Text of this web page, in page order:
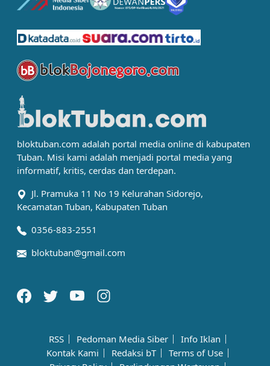
bloktuban.com adalah portal media online di kabupaten
Tuban. Misi kami adalah menjadi portal media yang
informatif, kritis, cerdas dan terdepan.
Jl. Pramuka 11 No 19 Kelurahan Sidorejo,
Kecamatan Tuban, Kabupaten Tuban
0356-883-2551
bloktuban@gmail.com
RSS Pedoman Media Siber
Info Iklan
Kontak Kami
Redaksi bT
Terms of Use